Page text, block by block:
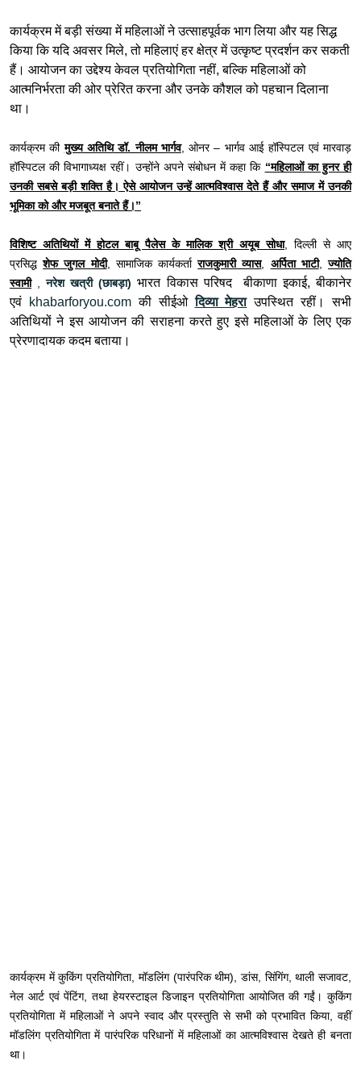
कार्यक्रम में बड़ी संख्या में महिलाओं ने उत्साहपूर्वक भाग लिया और यह सिद्ध
किया कि यदि अवसर मिले, तो महिलाएं हर क्षेत्र में उत्कृष्ट प्रदर्शन कर सकती
हैं। आयोजन का उद्देश्य केवल प्रतियोगिता नहीं, बल्कि महिलाओं को
आत्मनिर्भरता की ओर प्रेरित करना और उनके कौशल को पहचान दिलाना
था।
कार्यक्रम कीमुख्य अतिथि डॉ. नीलम भार्गव, ओनर – भार्गव आई हॉस्पिटल एवं मारवाड़
हॉस्पिटल की विभागाध्यक्ष रहीं। उन्होंने अपने संबोधन में कहा कि “महिलाओं का हुनर ही
उनकी सबसे बड़ी शक्ति है। ऐसे आयोजन उन्हें आत्मविश्वास देते हैं और समाज में उनकी
भूमिका को और मजबूत बनाते हैं।”
विशिष्ट अतिथियों में होटल बाबू पैलेस के मालिक श्री अयूब सोधा, दिल्ली से आए
प्रसिद्धशेफ जुगल मोदी, सामाजिक कार्यकर्ताराजकुमारी व्यास, अर्पिता भाटी,ज्योति
स्वामी,नरेश खत्री (छाबड़ा) भारत विकास परिषदबीकाणा इकाई, बीकानेर
एवं
khabarforyou.comकी सीईओदिव्या मेहराउपस्थित रहीं। सभी
अतिथियों ने इस आयोजन की सराहना करते हुए इसे महिलाओं के लिए एक
प्रेरणादायक कदम बताया।
कार्यक्रम में कुकिंग प्रतियोगिता, मॉडलिंग (पारंपरिक थीम), डांस, सिंगिंग, थाली सजावट,
नेल आर्ट एवं पेंटिंग, तथा हेयरस्टाइल डिजाइन प्रतियोगिता आयोजित की गईं। कुकिंग
प्रतियोगिता में महिलाओं ने अपने स्वाद और प्रस्तुति से सभी को प्रभावित किया, वहीं
मॉडलिंग प्रतियोगिता में पारंपरिक परिधानों में महिलाओं का आत्मविश्वास देखते ही बनता
था।